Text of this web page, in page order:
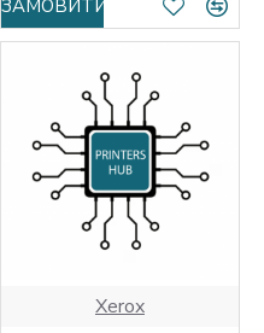
ЗАМОВИТИ
Xerox